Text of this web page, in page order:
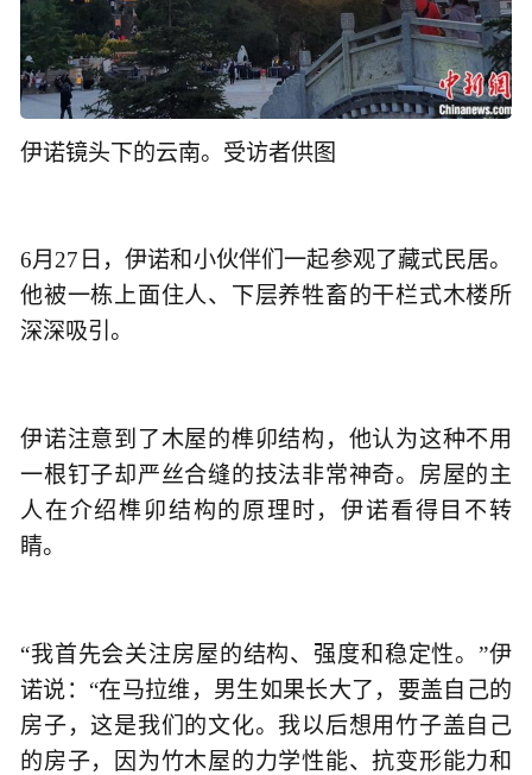
伊诺镜头下的云南。受访者供图
6月27日，伊诺和小伙伴们一起参观了藏式民居。
他被一栋上面住人、下层养牲畜的干栏式木楼所
深深吸引。
伊诺注意到了木屋的榫卯结构，他认为这种不用
一根钉子却严丝合缝的技法非常神奇。房屋的主
人在介绍榫卯结构的原理时，伊诺看得目不转
睛。
“我首先会关注房屋的结构、强度和稳定性。”伊
诺说：“在马拉维，男生如果长大了，要盖自己的
房子，这是我们的文化。我以后想用竹子盖自己
的房子，因为竹木屋的力学性能、抗变形能力和